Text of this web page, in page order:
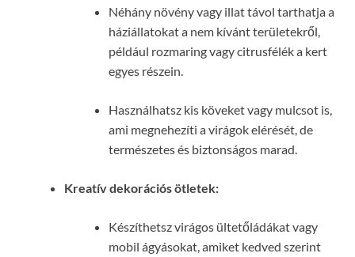
Néhány növény vagy illat távol tarthatja a
háziállatokat a nem kívánt területekről,
például rozmaring vagy citrusfélék a kert
egyes részein.
Használhatsz kis köveket vagy mulcsot is,
ami megnehezíti a virágok elérését, de
természetes és biztonságos marad.
Kreatív dekorációs ötletek:
Készíthetsz virágos ültetőládákat vagy
mobil ágyásokat, amiket kedved szerint